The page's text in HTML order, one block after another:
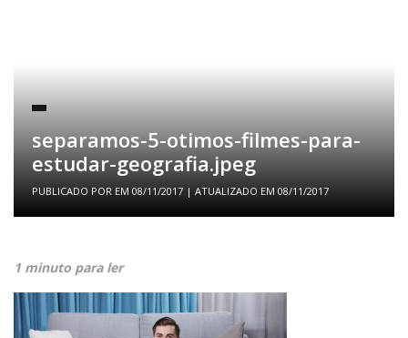
separamos-5-otimos-filmes-para-
estudar-geografia.jpeg
PUBLICADO POR EM 08/11/2017 | ATUALIZADO EM 08/11/2017
1 minuto para ler